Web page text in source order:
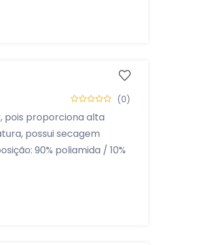
(0)
pois proporciona alta
possui secagem
90% poliamida / 10%